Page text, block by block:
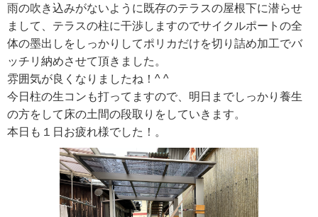
雨の吹き込みがないように既存のテラスの屋根下に潜らせ
まして、テラスの柱に干渉しますのでサイクルポートの全
体の墨出しをしっかりしてポリカだけを切り詰め加工でバ
ッチリ納めさせて頂きました。
雰囲気が良くなりましたね！^ ^
今日柱の生コンも打ってますので、明日までしっかり養生
の方をして床の土間の段取りをしていきます。
本日も１日お疲れ様でした！。